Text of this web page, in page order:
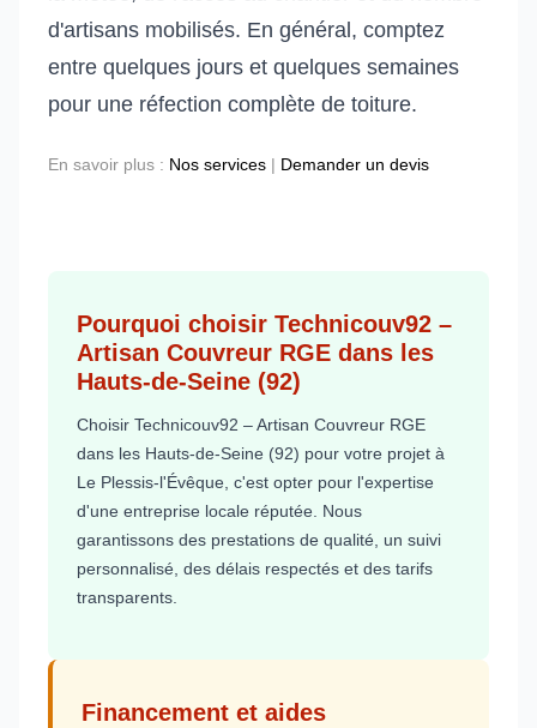
d'artisans mobilisés. En général, comptez
entre quelques jours et quelques semaines
pour une réfection complète de toiture.
En savoir plus : Nos services | Demander un devis
Pourquoi choisir Technicouv92 –
Artisan Couvreur RGE dans les
Hauts-de-Seine (92)
Choisir Technicouv92 – Artisan Couvreur RGE
dans les Hauts-de-Seine (92) pour votre projet à
Le Plessis-l'Évêque, c'est opter pour l'expertise
d'une entreprise locale réputée. Nous
garantissons des prestations de qualité, un suivi
personnalisé, des délais respectés et des tarifs
transparents.
Financement et aides